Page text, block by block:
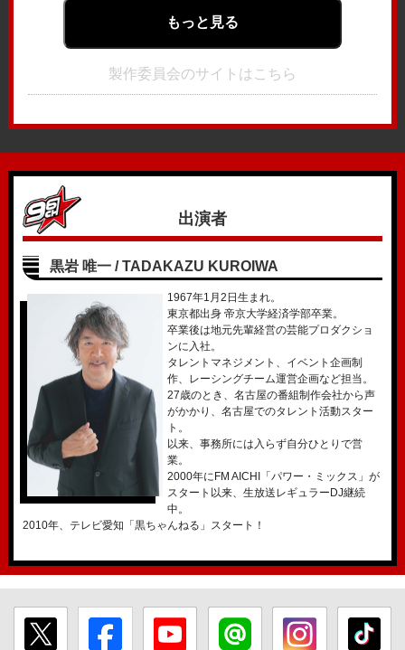
もっと見る
製作委員会のサイトはこちら
出演者
黒岩 唯一 / TADAKAZU KUROIWA
1967年1月2日生まれ。
東京都出身 帝京大学経済学部卒業。
卒業後は地元先輩経営の芸能プロダクショ
ンに入社。
タレントマネジメント、イベント企画制
作、レーシングチーム運営企画など担当。
27歳のとき、名古屋の番組制作会社から声
がかかり、名古屋でのタレント活動スター
ト。
以来、事務所には入らず自分ひとりで営
業。
2000年にFM AICHI「パワー・ミックス」が
スタート以来、生放送レギュラーDJ継続
中。
2010年、テレビ愛知「黒ちゃんねる」スタート！